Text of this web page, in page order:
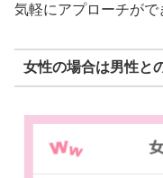
気軽にアプローチがで
女性の場合は男性と